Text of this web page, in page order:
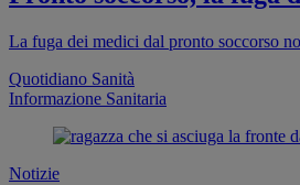
La fuga dei medici dal pronto soccorso
Quotidiano Sanità
Informazione Sanitaria
Notizie